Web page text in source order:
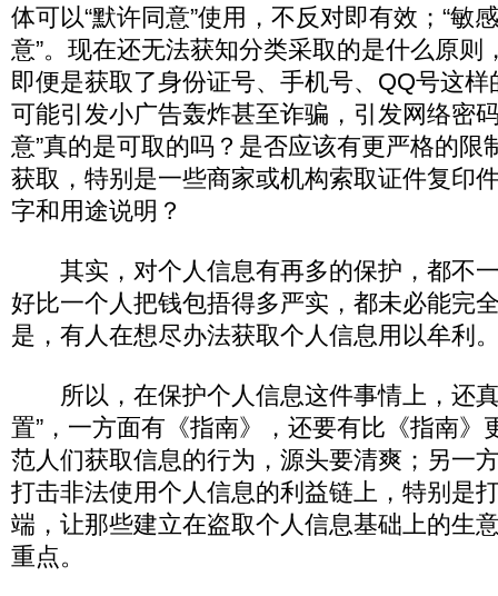
体可以“默许同意”使用，不反对即有效；“敏
意”。现在还无法获知分类采取的是什么原则
即便是获取了身份证号、手机号、QQ号这样
可能引发小广告轰炸甚至诈骗，引发网络密
意”真的是可取的吗？是否应该有更严格的限
获取，特别是一些商家或机构索取证件复印
字和用途说明？
其实，对个人信息有再多的保护，都不
好比一个人把钱包捂得多严实，都未必能完
是，有人在想尽办法获取个人信息用以牟利
所以，在保护个人信息这件事情上，还真
置”，一方面有《指南》，还要有比《指南》
范人们获取信息的行为，源头要清爽；另一
打击非法使用个人信息的利益链上，特别是
端，让那些建立在盗取个人信息基础上的生
重点。